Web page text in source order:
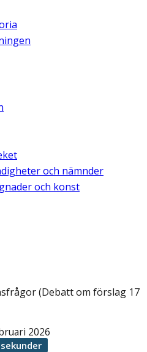
och nämnder
och konst
(Debatt om förslag 17
2026